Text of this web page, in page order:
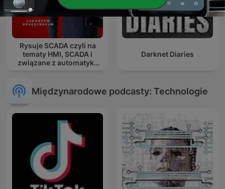
Rysuje SCADA czyli na
tematy HMI, SCADA i
związane z automatyką
Darknet Diaries
Międzynarodowe podcasty: Technologie